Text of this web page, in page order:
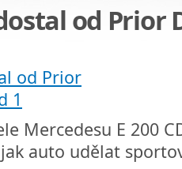
od Prior
Mercedesu E 200
auto udělat